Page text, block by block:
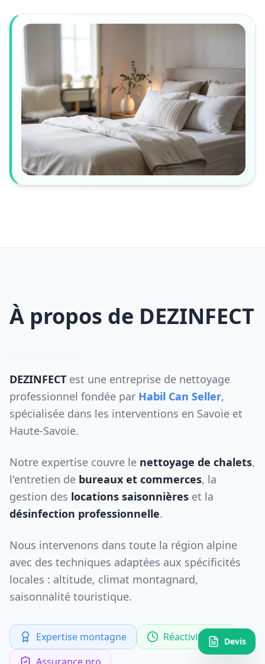
À propos de DEZINFECT
DEZINFECT est une entreprise de nettoyage
professionnel fondée par Habil Can Seller,
spécialisée dans les interventions en Savoie et
Haute-Savoie.
Notre expertise couvre le nettoyage de chalets,
l'entretien de bureaux et commerces, la
gestion des locations saisonnières et la
désinfection professionnelle.
Nous intervenons dans toute la région alpine
avec des techniques adaptées aux spécificités
locales : altitude, climat montagnard,
saisonnalité touristique.
Expertise montagne
Réactivité 24hDevis